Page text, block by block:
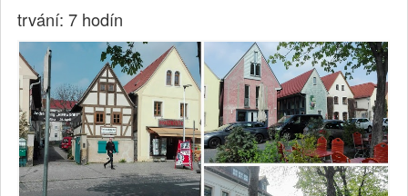
trvání: 7 hodín